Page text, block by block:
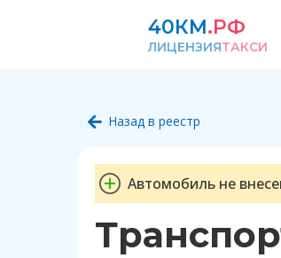
40КМ.РФ
ЛИЦЕНЗИЯТАКСИ
Назад в реестр
Автомобиль не